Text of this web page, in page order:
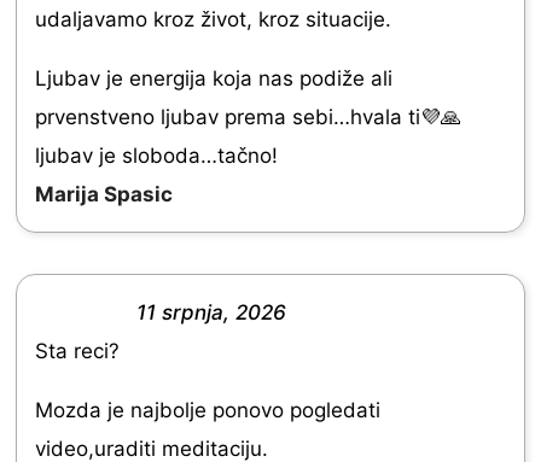
f
d
.
0
o
u
5
udaljavamo kroz život, kroz situacije.
Ljubav je energija koja nas podiže ali
prvenstveno ljubav prema sebi…hvala ti💜🙏
ljubav je sloboda…tačno!
Marija Spasic
t
e
11 srpnja, 2026
Sta reci?
Mozda je najbolje ponovo pogledati
video,uraditi meditaciju.